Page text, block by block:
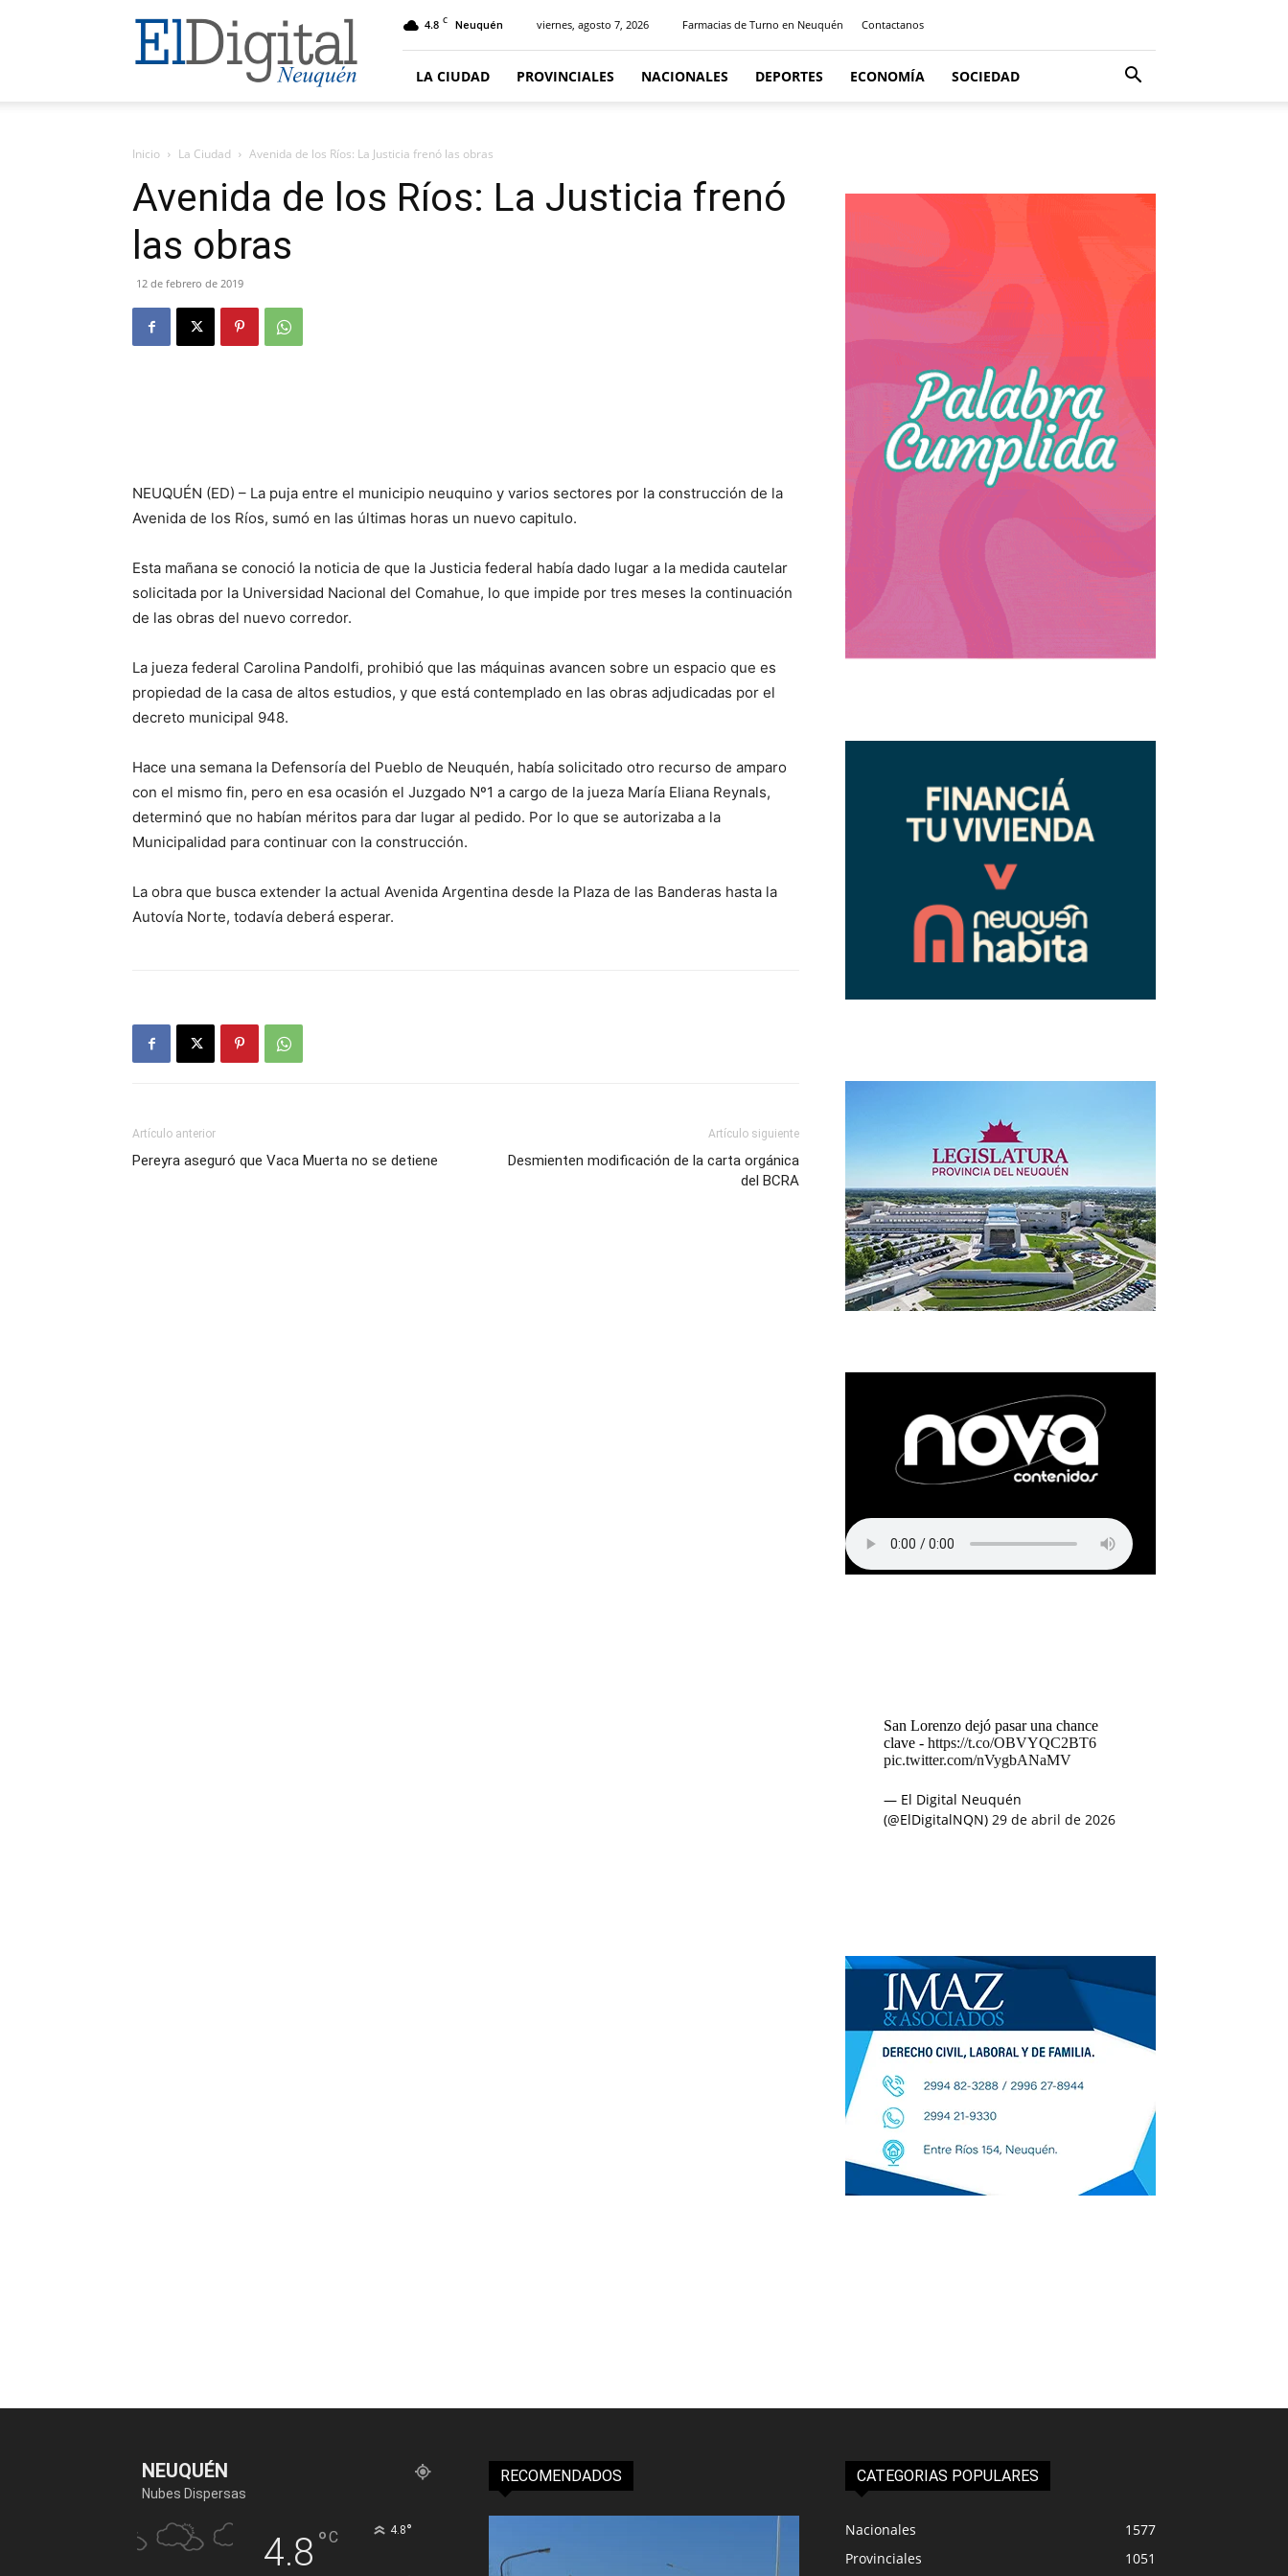
El
Digital
Neuquen
4.8 C Neuquén viernes, agosto 7, 2026 Farmacias de Turno en Neuquén Contactanos
LA CIUDAD PROVINCIALES NACIONALES DEPORTES ECONOMÍA SOCIEDAD
Inicio La Ciudad Avenida de los Ríos: La Justicia frenó las obras
Avenida de los Ríos: La Justicia frenó
las obras
12 de febrero de 2019
NEUQUÉN (ED) – La puja entre el municipio neuquino y varios sectores por la construcción de la
Avenida de los Ríos, sumó en las últimas horas un nuevo capitulo.
Esta mañana se conoció la noticia de que la Justicia federal había dado lugar a la medida cautelar
solicitada por la Universidad Nacional del Comahue, lo que impide por tres meses la continuación
de las obras del nuevo corredor.
La jueza federal Carolina Pandolfi, prohibió que las máquinas avancen sobre un espacio que es
propiedad de la casa de altos estudios, y que está contemplado en las obras adjudicadas por el
decreto municipal 948.
Hace una semana la Defensoría del Pueblo de Neuquén, había solicitado otro recurso de amparo
con el mismo fin, pero en esa ocasión el Juzgado Nº1 a cargo de la jueza María Eliana Reynals,
determinó que no habían méritos para dar lugar al pedido. Por lo que se autorizaba a la
Municipalidad para continuar con la construcción.
La obra que busca extender la actual Avenida Argentina desde la Plaza de las Banderas hasta la
Autovía Norte, todavía deberá esperar.
Artículo anterior
Pereyra aseguró que Vaca Muerta no se detiene
Artículo siguiente
Desmienten modificación de la carta orgánica
del BCRA
San Lorenzo dejó pasar una chance
clave - https://t.co/OBVYQC2BT6
pic.twitter.com/nVygbANaMV
— El Digital Neuquén
(@ElDigitalNQN) 29 de abril de 2026
NEUQUÉN
Nubes Dispersas
4.8 °C 4.8°
RECOMENDADOS CATEGORIAS POPULARES
Nacionales
1577
Provinciales
1051